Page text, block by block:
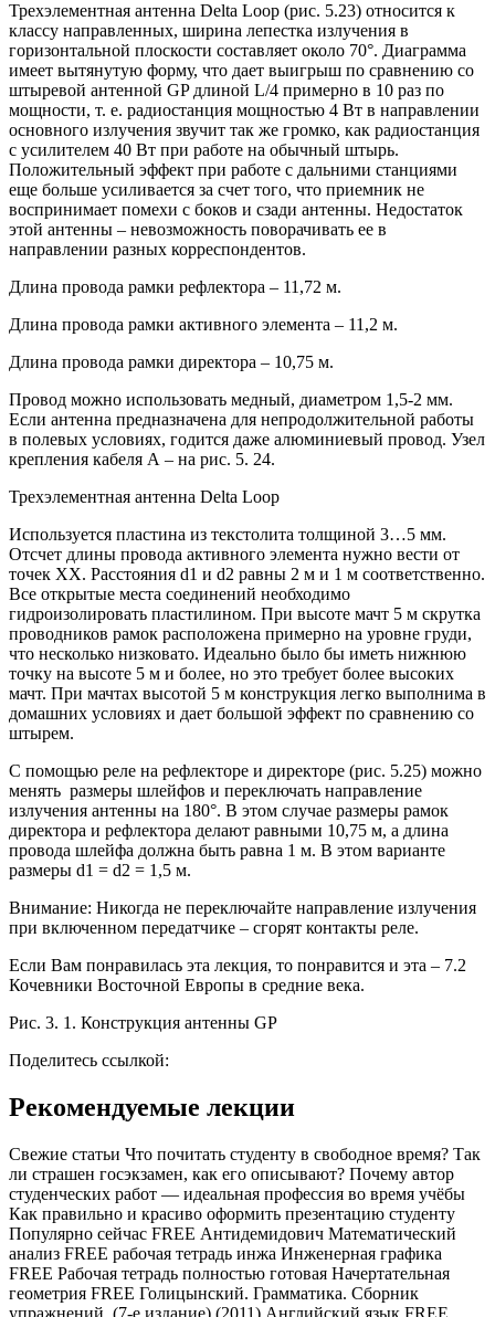
Трехэлементная антенна Delta Loop (рис. 5.23) относится к
классу направленных, ширина лепестка излучения в
горизонтальной плоскости составляет около 70°. Диаграмма
имеет вытянутую форму, что дает выигрыш по сравнению со
штыревой антенной GP длиной L/4 примерно в 10 раз по
мощности, т. е. радиостанция мощностью 4 Вт в направлении
основного излучения звучит так же громко, как радиостанция
с усилителем 40 Вт при работе на обычный штырь.
Положительный эффект при работе с дальними станциями
еще больше усиливается за счет того, что приемник не
воспринимает помехи с боков и сзади антенны. Недостаток
этой антенны – невозможность поворачивать ее в
направлении разных корреспондентов.
Длина провода рамки рефлектора – 11,72 м.
Длина провода рамки активного элемента – 11,2 м.
Длина провода рамки директора – 10,75 м.
Провод можно использовать медный, диаметром 1,5-2 мм.
Если антенна предназначена для непродолжительной работы
в полевых условиях, годится даже алюминиевый провод. Узел
крепления кабеля А – на рис. 5. 24.
Трехэлементная антенна Delta Loop
Используется пластина из текстолита толщиной 3…5 мм.
Отсчет длины провода активного элемента нужно вести от
точек XX. Расстояния d1 и d2 равны 2 м и 1 м соответственно.
Все открытые места соединений необходимо
гидроизолировать пластилином. При высоте мачт 5 м скрутка
проводников рамок расположена примерно на уровне груди,
что несколько низковато. Идеально было бы иметь нижнюю
точку на высоте 5 м и более, но это требует более высоких
мачт. При мачтах высотой 5 м конструкция легко выполнима в
домашних условиях и дает большой эффект по сравнению со
штырем.
С помощью реле на рефлекторе и директоре (рис. 5.25) можно
менять размеры шлейфов и переключать направление
излучения антенны на 180°. В этом случае размеры рамок
директора и рефлектора делают равными 10,75 м, а длина
провода шлейфа должна быть равна 1 м. В этом варианте
размеры d1 = d2 = 1,5 м.
Внимание: Никогда не переключайте направление излучения
при включенном передатчике – сгорят контакты реле.
Если Вам понравилась эта лекция, то понравится и эта – 7.2
Кочевники Восточной Европы в средние века.
Рис. 3. 1. Конструкция антенны GP
Поделитесь ссылкой:
Рекомендуемые лекции
Свежие статьи Что почитать студенту в свободное время? Так
ли страшен госэкзамен, как его описывают? Почему автор
студенческих работ — идеальная профессия во время учёбы
Как правильно и красиво оформить презентацию студенту
Популярно сейчас FREE Антидемидович Математический
анализ FREE рабочая тетрадь инжа Инженерная графика
FREE Рабочая тетрадь полностью готовая Начертательная
геометрия FREE Голицынский. Грамматика. Сборник